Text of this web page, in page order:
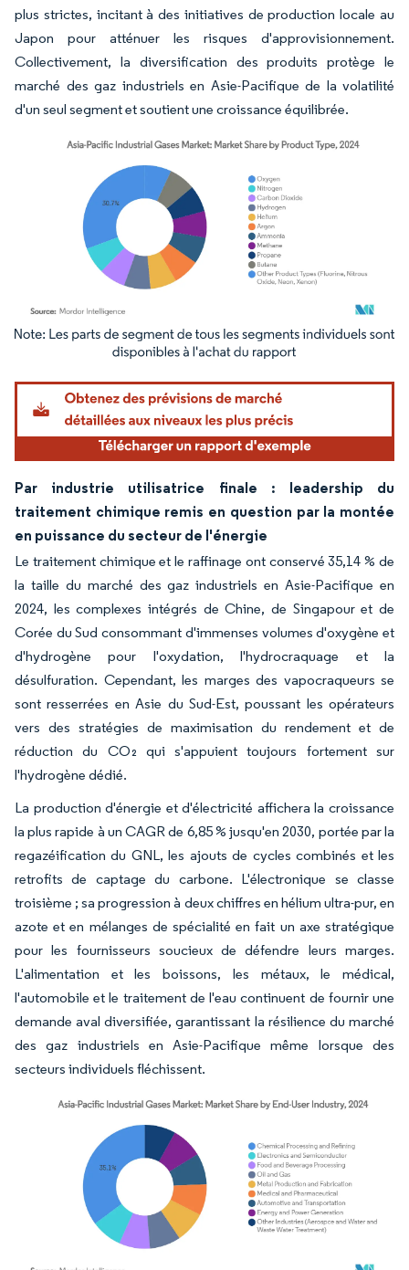
plus strictes, incitant à des initiatives de production locale au
Japon pour atténuer les risques d'approvisionnement.
Collectivement, la diversification des produits protège le
marché des gaz industriels en Asie-Pacifique de la volatilité
d'un seul segment et soutient une croissance équilibrée.
Image © Mordor Intelligence. La réutilisation nécessite une attribution sous CC BY
Par industrie utilisatrice finale : leadership du
traitement chimique remis en question par la montée
en puissance du secteur de l'énergie
Le traitement chimique et le raffinage ont conservé 35,14 % de
la taille du marché des gaz industriels en Asie-Pacifique en
2024, les complexes intégrés de Chine, de Singapour et de
Corée du Sud consommant d'immenses volumes d'oxygène et
d'hydrogène pour l'oxydation, l'hydrocraquage et la
désulfuration. Cependant, les marges des vapocraqueurs se
sont resserrées en Asie du Sud-Est, poussant les opérateurs
vers des stratégies de maximisation du rendement et de
réduction du CO₂ qui s'appuient toujours fortement sur
l'hydrogène dédié.
La production d'énergie et d'électricité affichera la croissance
la plus rapide à un CAGR de 6,85 % jusqu'en 2030, portée par la
regazéification du GNL, les ajouts de cycles combinés et les
retrofits de captage du carbone. L'électronique se classe
troisième ; sa progression à deux chiffres en hélium ultra-pur, en
azote et en mélanges de spécialité en fait un axe stratégique
pour les fournisseurs soucieux de défendre leurs marges.
L'alimentation et les boissons, les métaux, le médical,
l'automobile et le traitement de l'eau continuent de fournir une
demande aval diversifiée, garantissant la résilience du marché
des gaz industriels en Asie-Pacifique même lorsque des
secteurs individuels fléchissent.